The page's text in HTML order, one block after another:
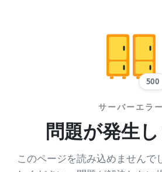
500
サーバーエラー
問題が発生
このページを読み込めませんで